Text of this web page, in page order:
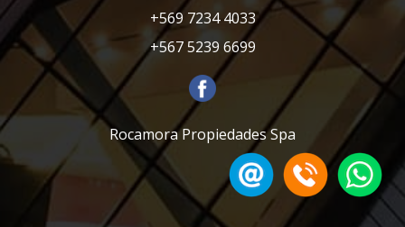
+569 7234 4033
+567 5239 6699
Rocamora Propiedades Spa